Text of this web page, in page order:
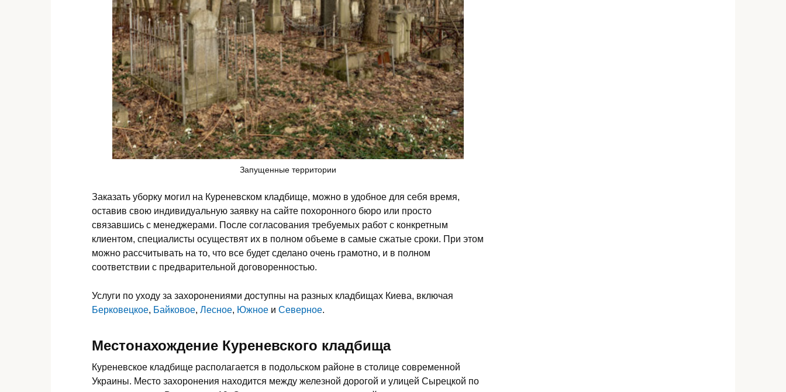
Запущенные территории
Заказать уборку могил на Куреневском кладбище, можно в удобное для себя время,
оставив свою индивидуальную заявку на сайте похоронного бюро или просто
связавшись с менеджерами. После согласования требуемых работ с конкретным
клиентом, специалисты осуществят их в полном объеме в самые сжатые сроки. При этом
можно рассчитывать на то, что все будет сделано очень грамотно, и в полном
соответствии с предварительной договоренностью.
Услуги по уходу за захоронениями доступны на разных кладбищах Киева, включая
Берковецкое, Байковое, Лесное, Южное и Северное.
Местонахождение Куреневского кладбища
Куреневское кладбище располагается в подольском районе в столице современной
Украины. Место захоронения находится между железной дорогой и улицей Сырецкой по